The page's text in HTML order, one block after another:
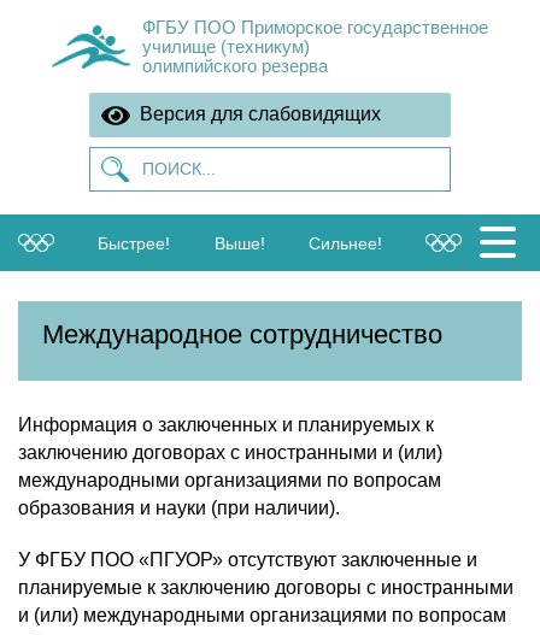
ФГБУ ПОО Приморское государственное
училище (техникум)
олимпийского резерва
Версия для слабовидящих
Быстрее! Выше! Сильнее!
Международное сотрудничество
Информация о заключенных и планируемых к
заключению договорах с иностранными и (или)
международными организациями по вопросам
образования и науки (при наличии).
У ФГБУ ПОО «ПГУОР» отсутствуют заключенные и
планируемые к заключению договоры с иностранными
и (или) международными организациями по вопросам